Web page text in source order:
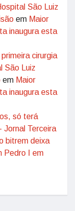
São Luiz
em Maior
inaugura esta
cirurgia
São Luiz
em Maior
inaugura esta
só terá
Jornal Terceira
bitrem deixa
Pedro I em